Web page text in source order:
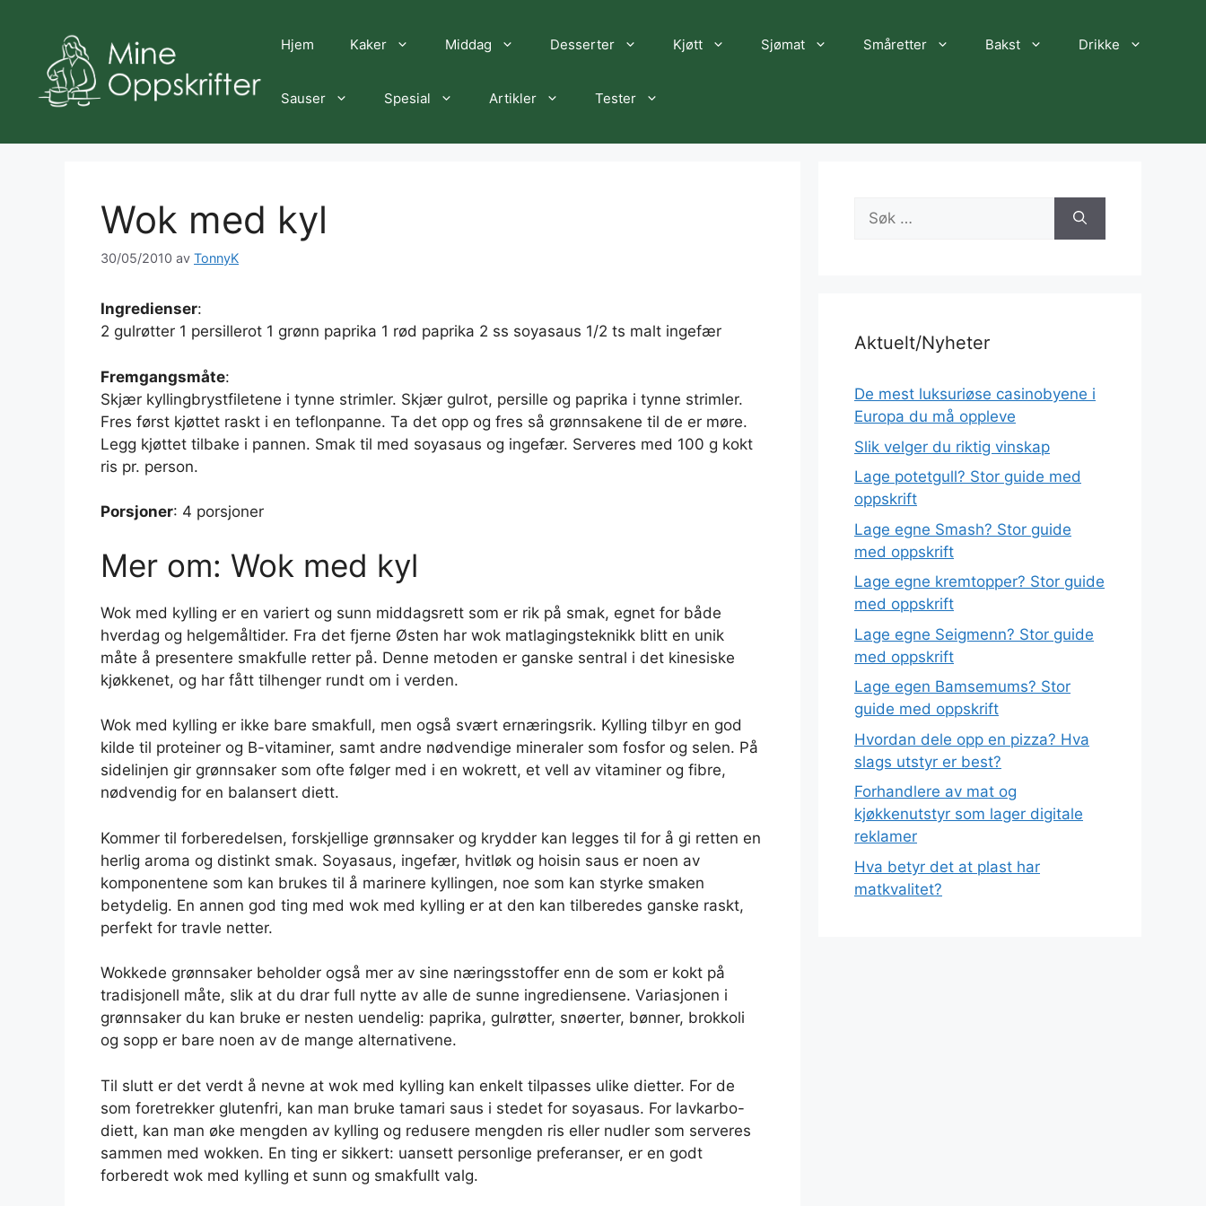
Hjem Kaker Middag Desserter Kjøtt Sjømat Småretter Bakst Drikke
Sauser Spesial Artikler Tester
Wok med kyl
30/05/2010 av TonnyK
Ingredienser:
2 gulrøtter 1 persillerot 1 grønn paprika 1 rød paprika 2 ss soyasaus 1/2 ts malt ingefær
Fremgangsmåte:
Skjær kyllingbrystfiletene i tynne strimler. Skjær gulrot, persille og paprika i tynne strimler.
Fres først kjøttet raskt i en teflonpanne. Ta det opp og fres så grønnsakene til de er møre.
Legg kjøttet tilbake i pannen. Smak til med soyasaus og ingefær. Serveres med 100 g kokt
ris pr. person.
Porsjoner: 4 porsjoner
Mer om: Wok med kyl
Wok med kylling er en variert og sunn middagsrett som er rik på smak, egnet for både
hverdag og helgemåltider. Fra det fjerne Østen har wok matlagingsteknikk blitt en unik
måte å presentere smakfulle retter på. Denne metoden er ganske sentral i det kinesiske
kjøkkenet, og har fått tilhenger rundt om i verden.
Wok med kylling er ikke bare smakfull, men også svært ernæringsrik. Kylling tilbyr en god
kilde til proteiner og B-vitaminer, samt andre nødvendige mineraler som fosfor og selen. På
sidelinjen gir grønnsaker som ofte følger med i en wokrett, et vell av vitaminer og fibre,
nødvendig for en balansert diett.
Kommer til forberedelsen, forskjellige grønnsaker og krydder kan legges til for å gi retten en
herlig aroma og distinkt smak. Soyasaus, ingefær, hvitløk og hoisin saus er noen av
komponentene som kan brukes til å marinere kyllingen, noe som kan styrke smaken
betydelig. En annen god ting med wok med kylling er at den kan tilberedes ganske raskt,
perfekt for travle netter.
Wokkede grønnsaker beholder også mer av sine næringsstoffer enn de som er kokt på
tradisjonell måte, slik at du drar full nytte av alle de sunne ingrediensene. Variasjonen i
grønnsaker du kan bruke er nesten uendelig: paprika, gulrøtter, snøerter, bønner, brokkoli
og sopp er bare noen av de mange alternativene.
Til slutt er det verdt å nevne at wok med kylling kan enkelt tilpasses ulike dietter. For de
som foretrekker glutenfri, kan man bruke tamari saus i stedet for soyasaus. For lavkarbo-
diett, kan man øke mengden av kylling og redusere mengden ris eller nudler som serveres
sammen med wokken. En ting er sikkert: uansett personlige preferanser, er en godt
forberedt wok med kylling et sunn og smakfullt valg.
Søk
etter:
Aktuelt/Nyheter
De mest luksuriøse casinobyene i
Europa du må oppleve
Slik velger du riktig vinskap
Lage potetgull? Stor guide med
oppskrift
Lage egne Smash? Stor guide
med oppskrift
Lage egne kremtopper? Stor guide
med oppskrift
Lage egne Seigmenn? Stor guide
med oppskrift
Lage egen Bamsemums? Stor
guide med oppskrift
Hvordan dele opp en pizza? Hva
slags utstyr er best?
Forhandlere av mat og
kjøkkenutstyr som lager digitale
reklamer
Hva betyr det at plast har
matkvalitet?